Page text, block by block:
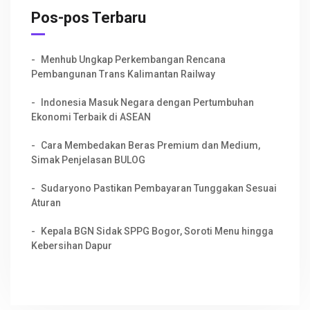
Pos-pos Terbaru
Menhub Ungkap Perkembangan Rencana
Pembangunan Trans Kalimantan Railway
Indonesia Masuk Negara dengan Pertumbuhan
Ekonomi Terbaik di ASEAN
Cara Membedakan Beras Premium dan Medium,
Simak Penjelasan BULOG
Sudaryono Pastikan Pembayaran Tunggakan Sesuai
Aturan
Kepala BGN Sidak SPPG Bogor, Soroti Menu hingga
Kebersihan Dapur